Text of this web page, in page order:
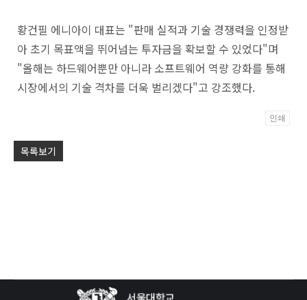
황건필 에니아이 대표는 "판매 실적과 기술 경쟁력을 인정받
아 초기 목표액을 뛰어넘는 투자금을 확보할 수 있었다"며
"올해는 하드웨어뿐만 아니라 소프트웨어 역량 강화를 통해
시장에서의 기술 격차를 더욱 벌리겠다"고 강조했다.
인쇄
목록보기